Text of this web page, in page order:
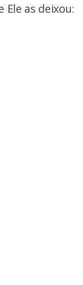
as deixou: